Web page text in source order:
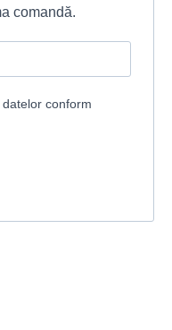
comandă.
conform